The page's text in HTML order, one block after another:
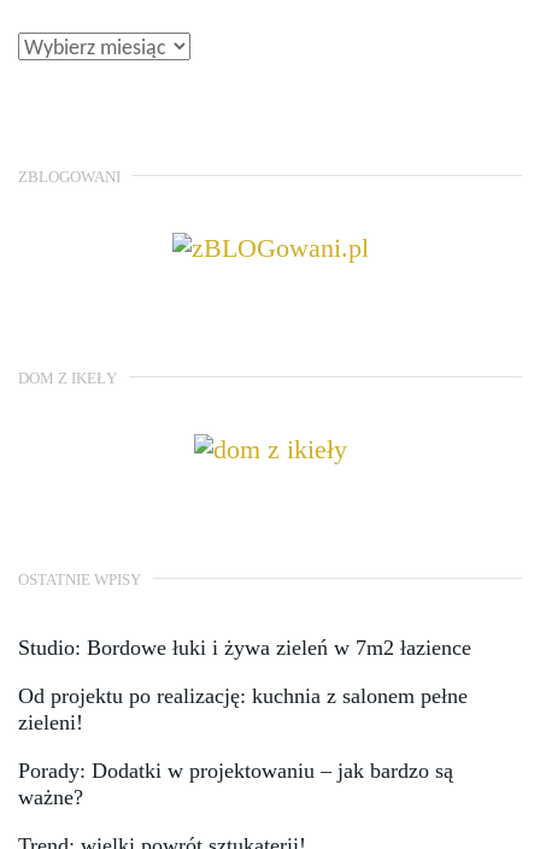
ZBLOGOWANI
DOM Z IKEŁY
OSTATNIE WPISY
Studio: Bordowe łuki i żywa zieleń w 7m2 łazience
Od projektu po realizację: kuchnia z salonem pełne
zieleni!
Porady: Dodatki w projektowaniu – jak bardzo są
ważne?